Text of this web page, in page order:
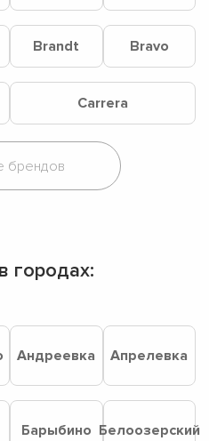
Brandt Bravo
Carrera
городах:
Андреевка Апрелевка
Барыбино Белоозерский